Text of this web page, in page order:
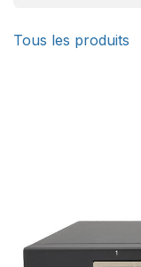
Tous les produits